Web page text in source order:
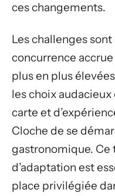
ces changements.
Les challenges
concurrence accrue
plus en plus
les choix
carte et
Cloche de se
gastronomique. Ce
d’adaptation est
place privilégiée